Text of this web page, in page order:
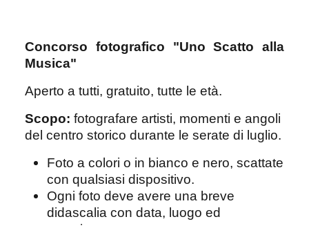
Concorso fotografico "Uno Scatto alla
Musica"
Aperto a tutti, gratuito, tutte le età.
Scopo: fotografare artisti, momenti e angoli
del centro storico durante le serate di luglio.
Foto a colori o in bianco e nero, scattate
con qualsiasi dispositivo.
Ogni foto deve avere una breve
didascalia con data, luogo ed